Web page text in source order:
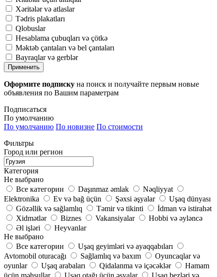
Xəritələr və atlaslar
Tədris plakatları
Qlobuslar
Hesablama çubuqları və çötkə
Məktəb çantaları və bel çantaları
Bayraqlar və gerblər
Применить
Оформите подписку на поиск и получайте первым новые
объявления по Вашим параметрам
Подписаться
По умолчанию
По умолчанию По новизне По стоимости
Фильтры
Город или регион
Категория
Не выбрано
Все категории
Daşınmaz əmlak
Nəqliyyat
Elektronika
Ev və bağ üçün Şəxsi əşyalar
Uşaq dünyası
Gözəllik və sağlamlıq
Təmir və tikinti
İdman və istirahət
Xidmətlər
Biznes Vakansiyalar
Hobbi və əyləncə
Əl işləri
Heyvanlar
Не выбрано
Все категории
Uşaq geyimləri və ayaqqabıları
Avtomobil oturacağı
Sağlamlıq və baxım
Oyuncaqlar və
oyunlar
Uşaq arabaları Qidalanma və içəcəklər
Hamam
üçün məhsullar
Uşaq otağı üçün əşyalar
Uşaq bezləri və